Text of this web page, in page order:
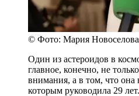
© Фото: Мария
Один из астероидов в
главное, конечно, не
внимания, а в том, что она
которым руководила 29